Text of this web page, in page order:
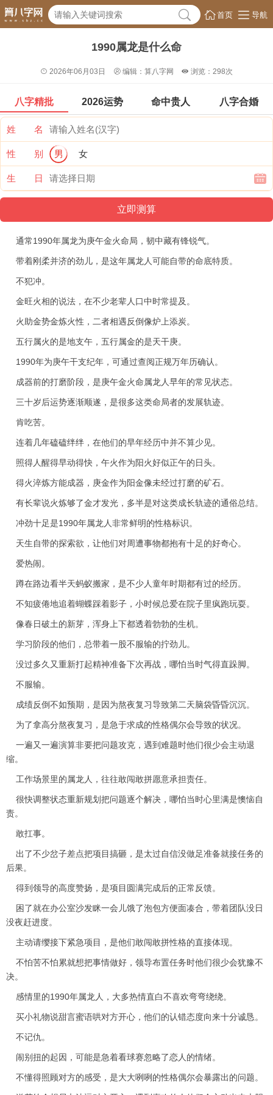
导航
首页
1990属龙是什么命
 2026年06月03日 编辑：算八字网 浏览：298次
八字精批 2026运势 命中贵人 八字合婚
姓 名
性 别 男 女
生 日
通常1990年属龙为庚午金火命局，韧中藏有锋锐气。
带着刚柔并济的劲儿，是这年属龙人可能自带的命底特质。
不犯冲。
金旺火相的说法，在不少老辈人口中时常提及。
火助金势金炼火性，二者相遇反倒像炉上添炭。
五行属火的是地支午，五行属金的是天干庚。
1990年为庚午干支纪年，可通过查阅正规万年历确认。
成器前的打磨阶段，是庚午金火命属龙人早年的常见状态。
三十岁后运势逐渐顺遂，是很多这类命局者的发展轨迹。
肯吃苦。
连着几年磕磕绊绊，在他们的早年经历中并不算少见。
照得人醒得早动得快，午火作为阳火好似正午的日头。
得火淬炼方能成器，庚金作为阳金像未经过打磨的矿石。
有长辈说火炼够了金才发光，多半是对这类成长轨迹的通俗总结。
冲劲十足是1990年属龙人非常鲜明的性格标识。
天生自带的探索欲，让他们对周遭事物都抱有十足的好奇心。
爱热闹。
蹲在路边看半天蚂蚁搬家，是不少人童年时期都有过的经历。
不知疲倦地追着蝴蝶踩着影子，小时候总爱在院子里疯跑玩耍。
像春日破土的新芽，浑身上下都透着勃勃的生机。
学习阶段的他们，总带着一股不服输的拧劲儿。
没过多久又重新打起精神准备下次再战，哪怕当时气得直跺脚。
不服输。
成绩反倒不如预期，是因为熬夜复习导致第二天脑袋昏昏沉沉。
为了拿高分熬夜复习，是急于求成的性格偶尔会导致的状况。
一遍又一遍演算非要把问题攻克，遇到难题时他们很少会主动退
缩。
工作场景里的属龙人，往往敢闯敢拼愿意承担责任。
很快调整状态重新规划把问题逐个解决，哪怕当时心里满是懊恼自
责。
敢扛事。
出了不少岔子差点把项目搞砸，是太过自信没做足准备就接任务的
后果。
得到领导的高度赞扬，是项目圆满完成后的正常反馈。
困了就在办公室沙发眯一会儿饿了泡包方便面凑合，带着团队没日
没夜赶进度。
主动请缨接下紧急项目，是他们敢闯敢拼性格的直接体现。
不怕苦不怕累就想把事情做好，领导布置任务时他们很少会犹豫不
决。
感情里的1990年属龙人，大多热情直白不喜欢弯弯绕绕。
买小礼物说甜言蜜语哄对方开心，他们的认错态度向来十分诚恳。
不记仇。
闹别扭的起因，可能是急着看球赛忽略了恋人的情绪。
不懂得照顾对方的感受，是大大咧咧的性格偶尔会暴露出的问题。